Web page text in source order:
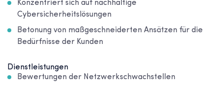
Konzentriert sich auf nachhaltige
Cybersicherheitslösungen
Betonung von maßgeschneiderten Ansätzen für die
Bedürfnisse der Kunden
Dienstleistungen
Bewertungen der Netzwerkschwachstellen